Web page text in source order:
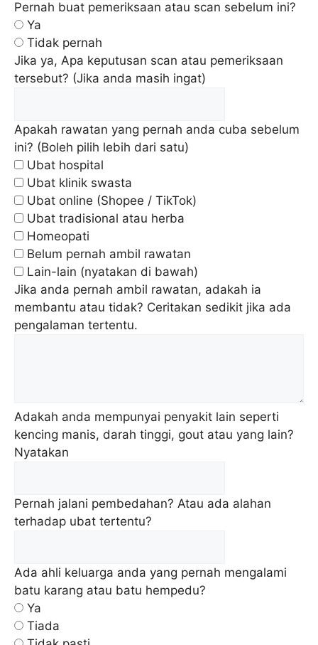
Pernah buat pemeriksaan atau scan sebelum ini?
Ya
Tidak pernah
Jika ya, Apa keputusan scan atau pemeriksaan
tersebut? (Jika anda masih ingat)
Apakah rawatan yang pernah anda cuba sebelum
ini? (Boleh pilih lebih dari satu)
Ubat hospital
Ubat klinik swasta
Ubat online (Shopee / TikTok)
Ubat tradisional atau herba
Homeopati
Belum pernah ambil rawatan
Lain-lain (nyatakan di bawah)
Jika anda pernah ambil rawatan, adakah ia
membantu atau tidak? Ceritakan sedikit jika ada
pengalaman tertentu.
Adakah anda mempunyai penyakit lain seperti
kencing manis, darah tinggi, gout atau yang lain?
Nyatakan
Pernah jalani pembedahan? Atau ada alahan
terhadap ubat tertentu?
Ada ahli keluarga anda yang pernah mengalami
batu karang atau batu hempedu?
Ya
Tiada